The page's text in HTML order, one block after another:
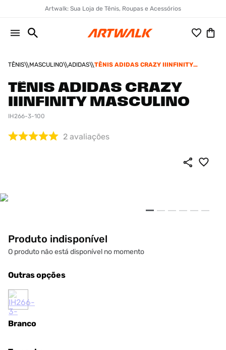
Artwalk: Sua Loja de Tênis, Roupas e Acessórios
TÊNIS MASCULINO ADIDAS
TÊNIS ADIDAS CRAZY IIINFINITY
TÊNIS ADIDAS CRAZY
IIINFINITY MASCULINO
IH266-3-100
2 avaliações
Produto indisponível
O produto não está disponível no momento
Outras opções
Branco